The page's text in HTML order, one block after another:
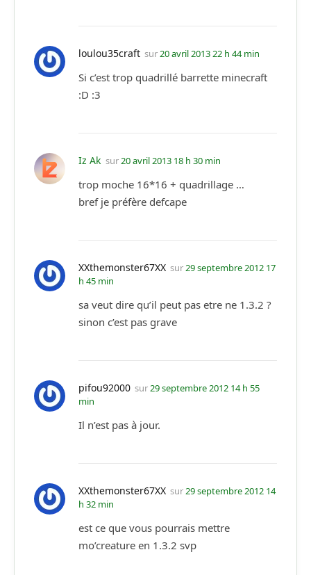
loulou35craft sur20 avril 2013 22 h 44 min
Si c’est trop quadrillé barrette minecraft
:D :3
Iz Ak sur20 avril 2013 18 h 30 min
trop moche 16*16 + quadrillage …
bref je préfère defcape
XXthemonster67XX sur29 septembre 2012 17
h 45 min
sa veut dire qu’il peut pas etre ne 1.3.2 ?
sinon c’est pas grave
pifou92000 sur29 septembre 2012 14 h 55
min
Il n’est pas à jour.
XXthemonster67XX sur29 septembre 2012 14
h 32 min
est ce que vous pourrais mettre
mo’creature en 1.3.2 svp